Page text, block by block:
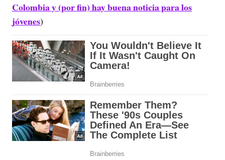
Colombia y (por fin) hay buena noticia para los
jóvenes)